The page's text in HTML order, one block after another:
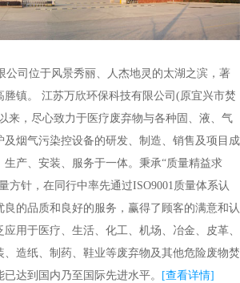
司位于风景秀丽、人杰地灵的太湖之滨，著
镇。 江苏万欣环保科技有限公司(原宜兴市焚
来，尽心致力于医疗废弃物与各种固、液、气
及烟气污染控设备的研发、制造、销售及项目成
产、安装、服务于一体。秉承“质量精益求
方针，在同行中率先通过ISO9001质量体系认
的品质和良好的服务，赢得了顾客的满意和认
用于医疗、生活、化工、机场、冶金、皮革、
造纸、制药、鞋业等废弃物及其他危险废物焚
达到国内乃至国际先进水平。
[查看详情]